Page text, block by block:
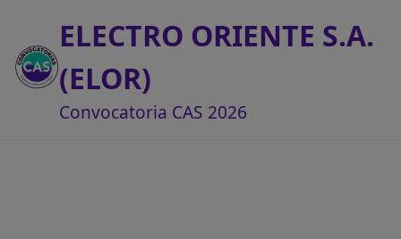
ELECTRO ORIENTE S.A.
(ELOR)
Convocatoria CAS 2026